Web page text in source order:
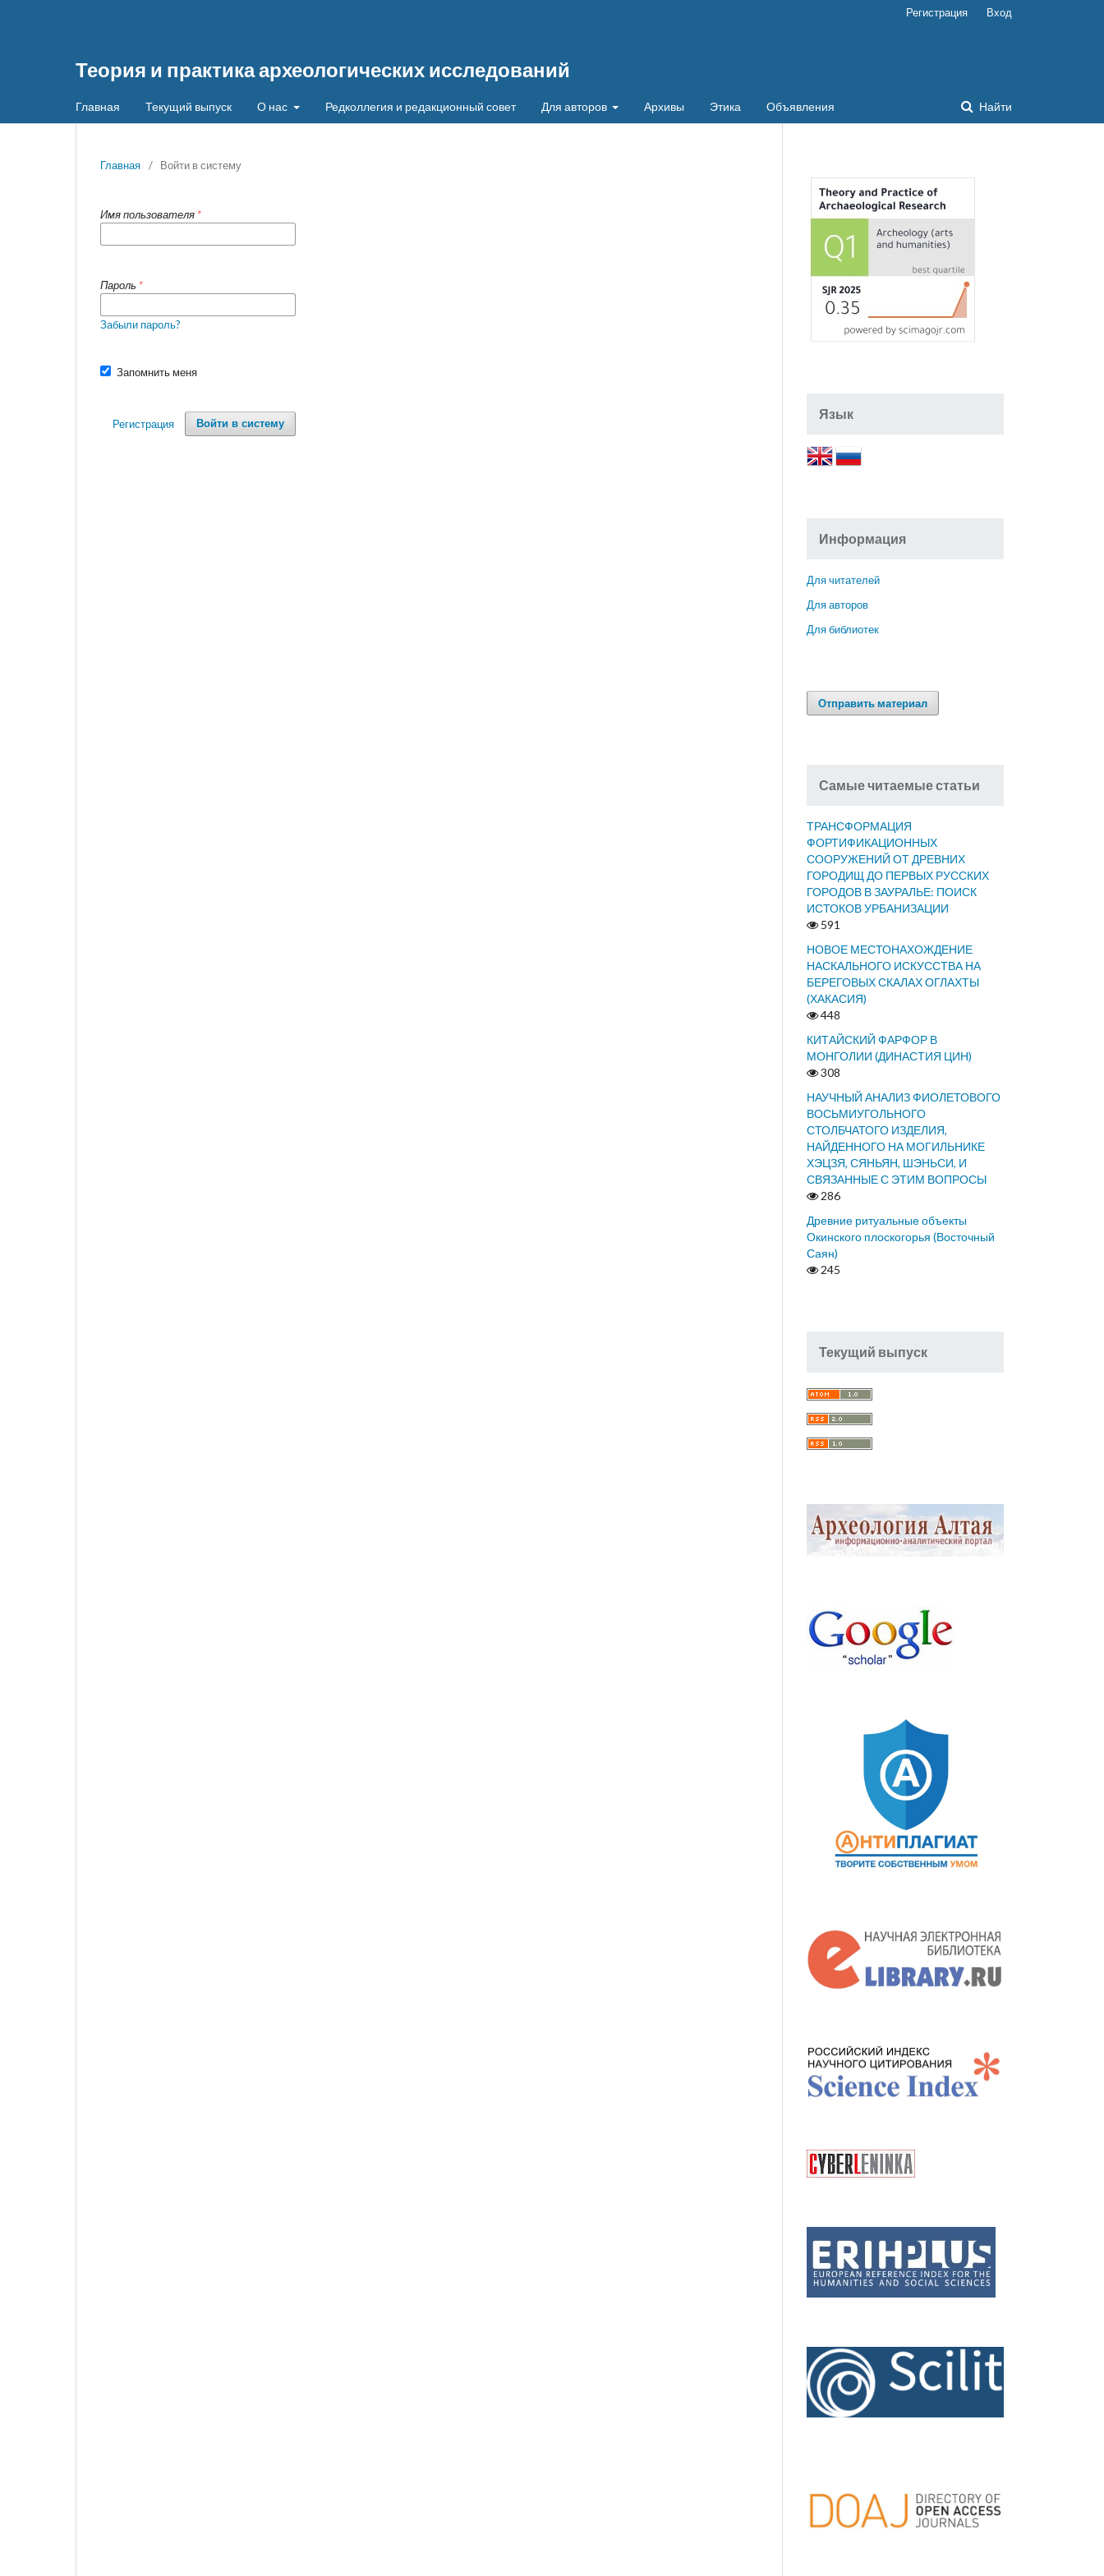
Теория и практика археологических исследований
Главная Текущий выпуск О нас Редколлегия и редакционный совет Для авторов Архивы Этика Объявления Найти
Регистрация Вход
Главная / Войти в систему
Имя пользователя *
Пароль *
Забыли пароль?
Запомнить меня
Войти в систему
Регистрация
Язык
Информация
Для читателей
Для авторов
Для библиотек
Отправить материал
Самые читаемые статьи
ТРАНСФОРМАЦИЯ
ФОРТИФИКАЦИОННЫХ
СООРУЖЕНИЙ ОТ ДРЕВНИХ
ГОРОДИЩ ДО ПЕРВЫХ РУССКИХ
ГОРОДОВ В ЗАУРАЛЬЕ: ПОИСК
ИСТОКОВ УРБАНИЗАЦИИ
591
НОВОЕ МЕСТОНАХОЖДЕНИЕ
НАСКАЛЬНОГО ИСКУССТВА НА
БЕРЕГОВЫХ СКАЛАХ ОГЛАХТЫ
(ХАКАСИЯ)
448
КИТАЙСКИЙ ФАРФОР В
МОНГОЛИИ (ДИНАСТИЯ ЦИН)
308
НАУЧНЫЙ АНАЛИЗ ФИОЛЕТОВОГО
ВОСЬМИУГОЛЬНОГО
СТОЛБЧАТОГО ИЗДЕЛИЯ,
НАЙДЕННОГО НА МОГИЛЬНИКЕ
ХЭЦЗЯ, СЯНЬЯН, ШЭНЬСИ, И
СВЯЗАННЫЕ С ЭТИМ ВОПРОСЫ
286
Древние ритуальные объекты
Окинского плоскогорья (Восточный
Саян)
245
Текущий выпуск